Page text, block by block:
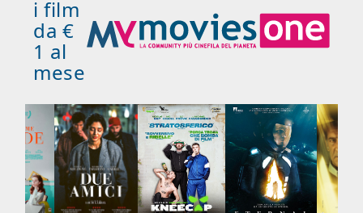
i film
da €
1 al
mese